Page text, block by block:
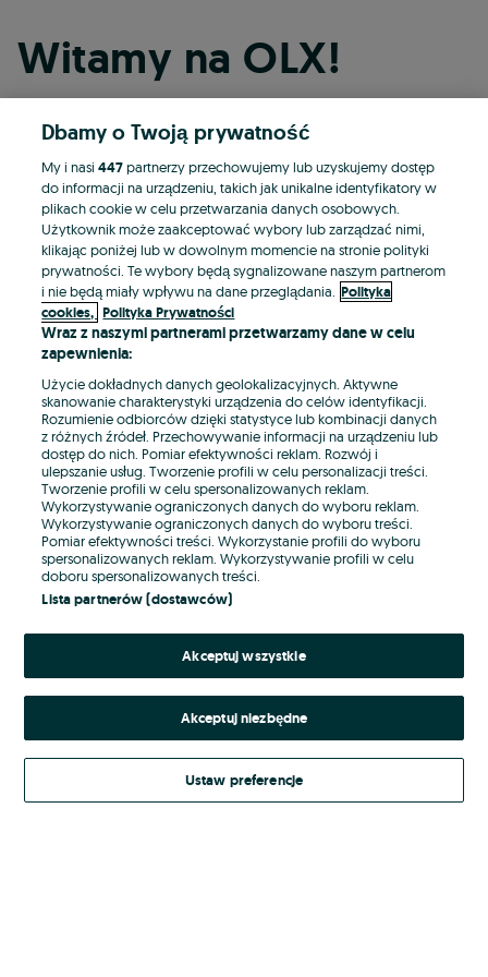
Witamy na OLX!
Kontynuuj przez Facebooka
Kontynuuj przez konto Apple
Kontynuuj przez konto Google
LUB
E-mail
Hasło
Nie pamiętasz hasła?
Zaloguj się
Kontynuując za pośrednictwem jednego z dostawców wskazanych powyżej,
Regulamin serwisuOLX.pl w jego aktualnym brzmieniu.
Dbamy o Twoją prywatność
My i nasi447partnerzy przechowujemy lub uzyskujemy dostęp
do informacji na urządzeniu, takich jak unikalne identyfikatory w
plikach cookie w celu przetwarzania danych osobowych.
Użytkownik może zaakceptować wybory lub zarządzać nimi,
klikając poniżej lub w dowolnym momencie na stronie polityki
prywatności. Te wybory będą sygnalizowane naszym partnerom
i nie będą miały wpływu na dane przeglądania. Polityka
cookies, Polityka Prywatności
Wraz z naszymi partnerami przetwarzamy dane w celu
zapewnienia:
Użycie dokładnych danych geolokalizacyjnych. Aktywne
skanowanie charakterystyki urządzenia do celów identyfikacji.
Rozumienie odbiorców dzięki statystyce lub kombinacji danych
z różnych źródeł. Przechowywanie informacji na urządzeniu lub
dostęp do nich. Pomiar efektywności reklam. Rozwój i
ulepszanie usług. Tworzenie profili w celu personalizacji treści.
Tworzenie profili w celu spersonalizowanych reklam.
Wykorzystywanie ograniczonych danych do wyboru reklam.
Wykorzystywanie ograniczonych danych do wyboru treści.
Pomiar efektywności treści. Wykorzystanie profili do wyboru
spersonalizowanych reklam. Wykorzystywanie profili w celu
doboru spersonalizowanych treści.
Lista partnerów (dostawców)
Akceptuj wszystkie
Akceptuj niezbędne
Ustaw preferencje